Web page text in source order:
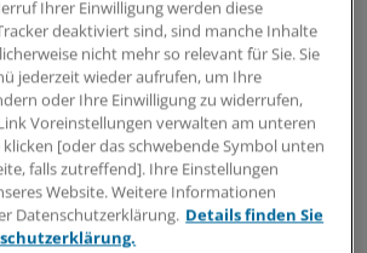
werden durfte darüber nicht. Das
um eine Seuche“, erinnert sich
holte die Illustratorin Marie Luisa
gemeinsam wollen die beiden
Brustkrebs kein Tabuthema ist.
eigenen Körpers
und im Bewusstsein, dass sich ein
Ihrer Einwilligung werden diese
deaktiviert sind, sind manche Inhalte
nicht mehr so relevant für Sie. Sie
jederzeit wieder aufrufen, um Ihre
oder Ihre Einwilligung zu widerrufen,
Voreinstellungen verwalten am unteren
klicken [oder das schwebende Symbol unten
falls zutreffend]. Ihre Einstellungen
Website. Weitere Informationen
Datenschutzerklärung. Details finden Sie